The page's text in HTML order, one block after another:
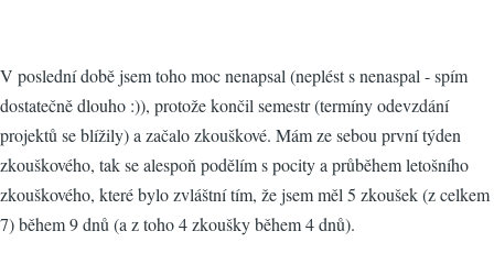
V poslední době jsem toho moc nenapsal (neplést s nenaspal - spím
dostatečně dlouho :)), protože končil semestr (termíny odevzdání
projektů se blížily) a začalo zkouškové. Mám ze sebou první týden
zkouškového, tak se alespoň podělím s pocity a průběhem letošního
zkouškového, které bylo zvláštní tím, že jsem měl 5 zkoušek (z celkem
7) během 9 dnů (a z toho 4 zkoušky během 4 dnů).